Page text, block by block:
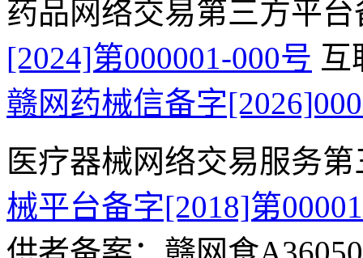
药品网络交易第三方平
[2024]第000001-000号 互
赣网药械信备字
医疗器械网络交易服务
械平台备字[2018]第